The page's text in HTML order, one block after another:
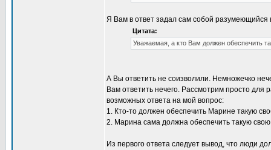
Я Вам в ответ задал сам собой разумеющийся
Цитата:
Уважаемая, а кто Вам должен обеспечить
А Вы ответить не соизволили. Немножечко
Вам ответить нечего. Рассмотрим просто для
возможных ответа на мой вопрос:
1. Кто-то должен обеспечить Марине такую
2. Марина сама должна обеспечить такую свою
Из первого ответа следует вывод, что люди